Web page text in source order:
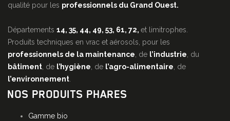
qualité pour les professionnels du Grand Ouest.
Départements 14, 35, 44, 49, 53, 61, 72, et limitrophes.
Produits techniques en vrac et aérosols, pour les
professionnels de la maintenance , de l’industrie , du
bâtiment , de l’hygiène , de l’agro-alimentaire , de
l’environnement
NOS PRODUITS PHARES
Gamme bio